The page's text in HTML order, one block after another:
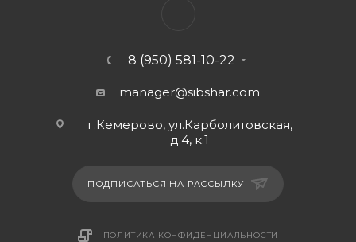
8 (950) 581-10-22
manager@sibshar.com
г.Кемерово, ул.Карболитовская,
д.4, к.1
ПОДПИСАТЬСЯ НА РАССЫЛКУ
ПОЛИТИКА КОНФИДЕНЦИАЛЬНОСТИ